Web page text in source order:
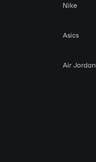
Nike
Asics
Air Jordan